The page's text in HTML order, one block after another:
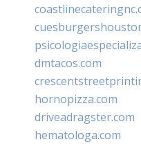
dmtacos.com
hornopizza.com
driveadragster.com
hematologa.com